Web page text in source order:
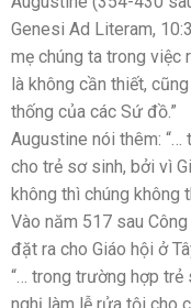
Genesi Ad Literam,
mẹ chúng ta trong
là không cần thiết,
thống của các Sứ đồ.”
Augustine nói thêm: “…
cho trẻ sơ sinh, bởi vì
không thì chúng không
Vào năm 517 sau
đặt ra cho Giáo hội ở
“… trong trường hợp